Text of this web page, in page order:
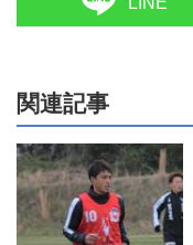
関連記事